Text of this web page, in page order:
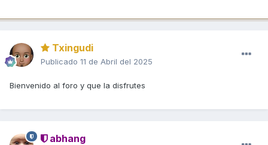
Txingudi
Publicado 11 de Abril del 2025
Bienvenido al foro y que la disfrutes
abhang